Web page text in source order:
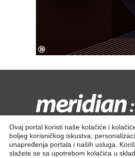
Kontaktirajte nas:
Ovaj portal koristi naše kolačiće i
boljeg korisničkog iskustva,
unapređenja portala i naših usluga.
slažete se sa upotrebom kolačića u